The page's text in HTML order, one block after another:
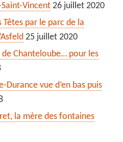
Saint-Vincent 26 juillet 2020
par le parc de la
25 juillet 2020
Chanteloube… pour les
vue d’en bas puis
la mère des fontaines